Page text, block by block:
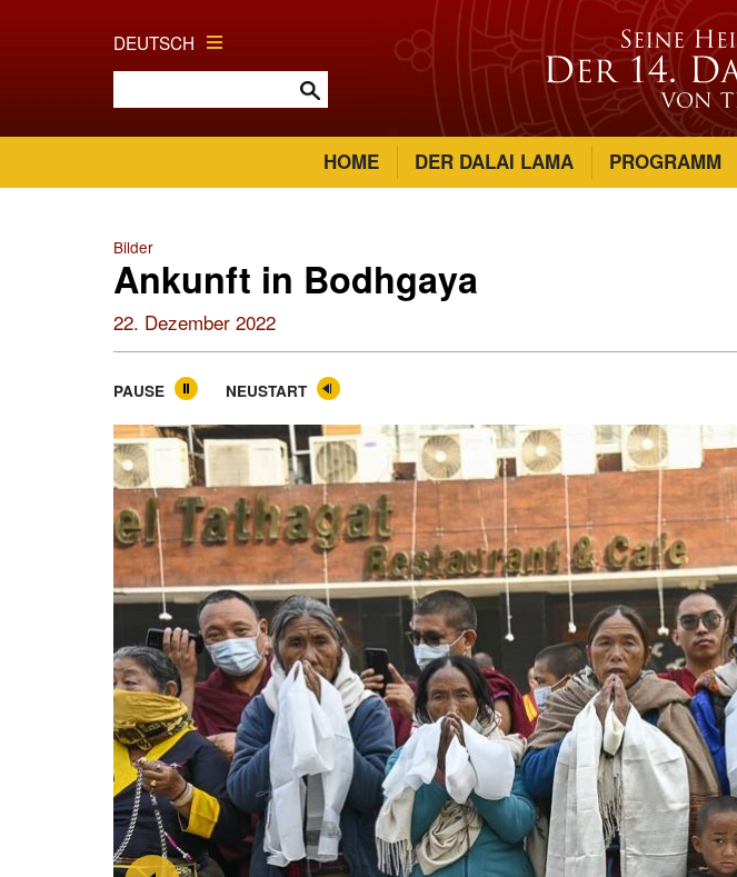
DEUTSCH
HOME DER DALAI LAMA PROGRAMM
Bilder
Ankunft in Bodhgaya
22. Dezember 2022
PAUSE NEUSTART